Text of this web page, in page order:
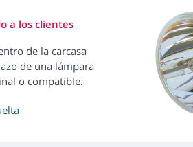
a los clientes
de la carcasa
de una lámpara
o compatible.